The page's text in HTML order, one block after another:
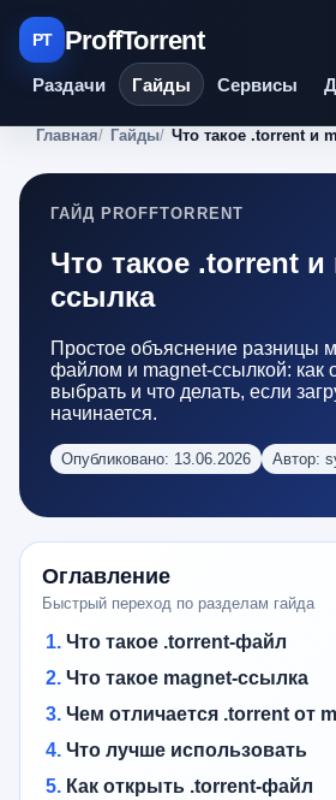
PT ProffTorrent
Раздачи Гайды Сервисы
Главная Гайды Что такое .torrent и
ГАЙД PROFFTORRENT
Что такое .torrent и
ссылка
Простое объяснение разницы
файлом и magnet-ссылкой: как
выбрать и что делать, если
начинается.
Опубликовано: 13.06.2026 Автор:
Оглавление
Быстрый переход по разделам гайда
Что такое .torrent-файл
Что такое magnet-ссылка
Чем отличается .torrent от
Что лучше использовать
Как открыть .torrent-файл